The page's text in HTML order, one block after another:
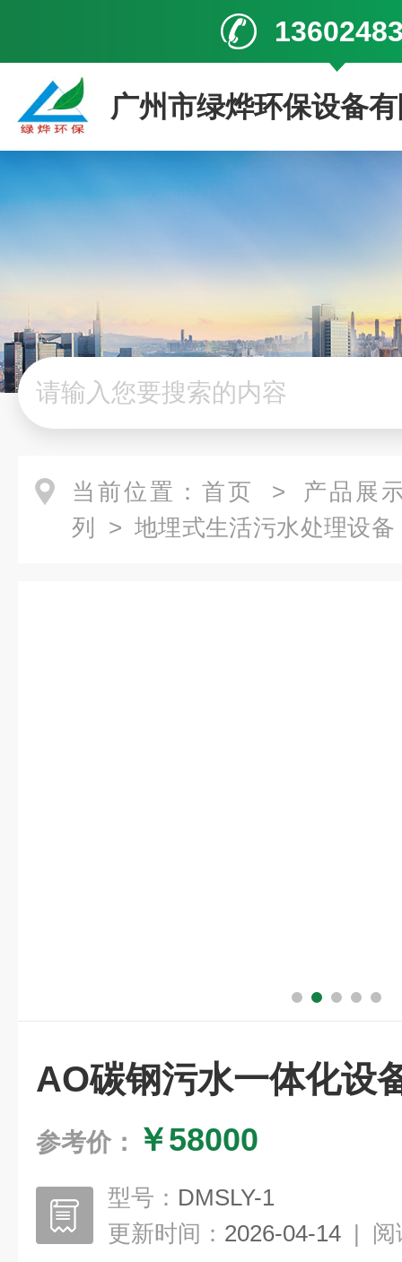
广州市绿烨环保设备
当前位置： 首页 > 产品展
列
> 地埋式生活污水处理设备
AO碳钢污水一体化设
参考价： ￥58000
型号： DMSLY-1
更新时间： 2026-04-14 | 阅